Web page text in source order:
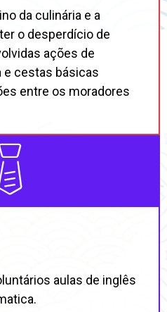
da culinária e a
o desperdício de
ações de
e cestas básicas
entre os moradores
aulas de inglês